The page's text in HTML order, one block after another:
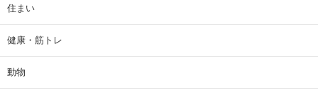
住まい
健康・筋トレ
動物